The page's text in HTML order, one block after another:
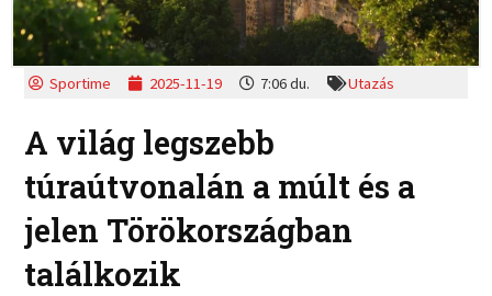
Sportime 2025-11-19 7:06 du. Utazás
A világ legszebb
túraútvonalán a múlt és a
jelen Törökországban
találkozik